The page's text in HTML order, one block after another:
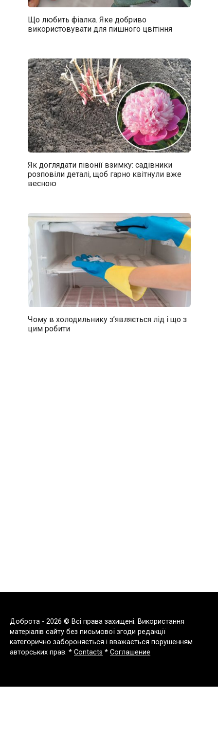
Що любить фіалка. Яке добриво
використовувати для пишного цвітіння
Як доглядати півонії взимку: садівники
розповіли деталі, щоб гарно квітнули вже
весною
Чому в холодильнику з’являється лід і що з
цим робити
Доброта - 2026 © Всі права захищені. Використання
матеріалів сайту без письмової згоди редакції
категорично забороняється і вважається порушенням
авторських прав. * Contacts * Соглашение